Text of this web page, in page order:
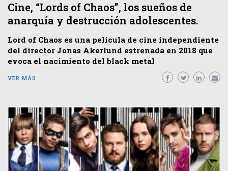
Cine, “Lords of Chaos”, los sueños de
anarquía y destrucción adolescentes.
Lord of Chaos es una película de cine independiente
del director Jonas Akerlund estrenada en 2018 que
evoca el nacimiento del black metal
VER MÁS